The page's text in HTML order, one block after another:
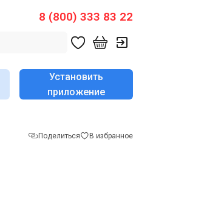
8 (800) 333 83 22
Установить
приложение
Поделиться В избранное